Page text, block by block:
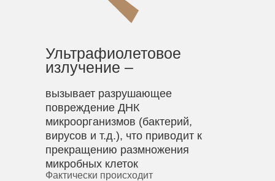
вызывает разрушающее
повреждение ДНК
микроорганизмов (бактерий,
вирусов и т.д.), что приводит к
прекращению размножения
микробных клеток
Фактически происходит
Ультрафиолетовое
излучение –